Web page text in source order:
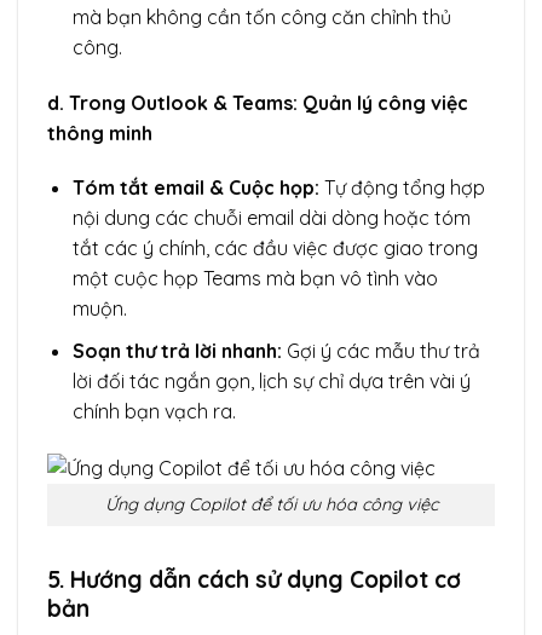
mà bạn không cần tốn công căn chỉnh thủ
công.
d. Trong Outlook & Teams: Quản lý công việc
thông minh
Tóm tắt email & Cuộc họp: Tự động tổng hợp
nội dung các chuỗi email dài dòng hoặc tóm
tắt các ý chính, các đầu việc được giao trong
một cuộc họp Teams mà bạn vô tình vào
muộn.
Soạn thư trả lời nhanh: Gợi ý các mẫu thư trả
lời đối tác ngắn gọn, lịch sự chỉ dựa trên vài ý
chính bạn vạch ra.
Ứng dụng Copilot để tối ưu hóa công việc
5. Hướng dẫn cách sử dụng Copilot cơ
bản